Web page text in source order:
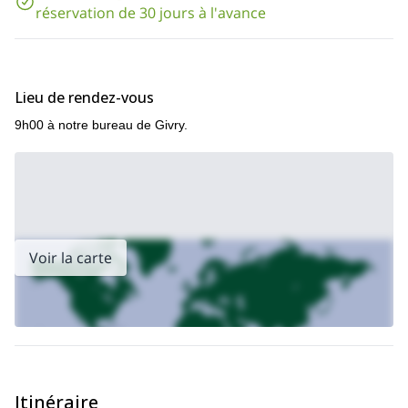
nique ;
nous appelez ;
2ème journée de randonnée ;
A la fin de votre programme, vous récupérez votre sac et vos
clés de voiture.
Si cela vous semble être le genre de programme qui vous
intéresse, envoyez-moi une demande. Nous serons heureux de
vous aider à voir et à explorer la forêt de Saint Hubert dans les
Je propose également un programme plus long et plus complet
réservation de 30 jours à l'avance
Lieu de rendez-vous
9h00 à notre bureau de Givry.
Voir la carte
Itinéraire